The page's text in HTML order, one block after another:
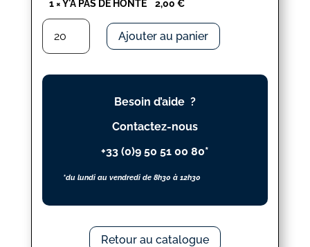
1×Y'A PAS DE HONTE 2,00 €
quantité
Y'A
PAS
Ajouter au panier
Besoin d’aide ?
Contactez-nous
+33 (0)9 50 51 00 80*
*du lundi au vendredi de 8h30 à 12h30
Retour au catalogue